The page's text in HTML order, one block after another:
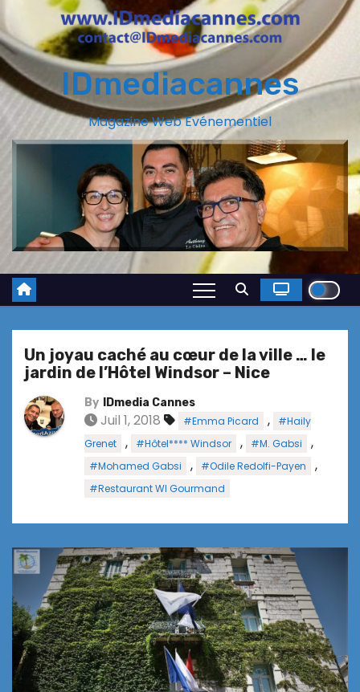
IDmediacannes
Magazine Web Evénementiel
Un joyau caché au cœur de la ville … le
jardin de l’Hôtel Windsor – Nice
By IDmedia Cannes
Juil 1, 2018 #Emma Picard ,
#Haily
Grenet
, #Hôtel**** Windsor , #M. Gabsi ,
#Mohamed Gabsi , #Odile Redolfi-Payen ,
#Restaurant WI Gourmand